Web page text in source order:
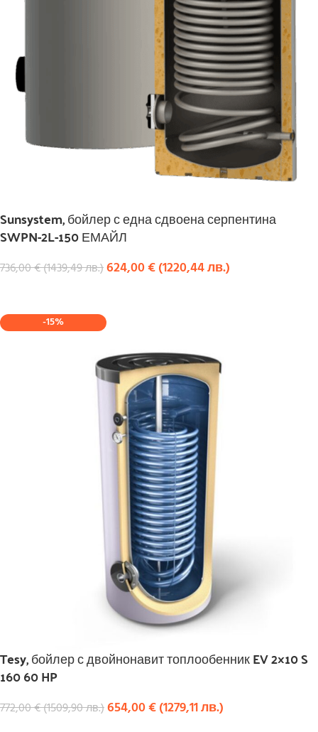
Sunsystem, бойлер с една сдвоена серпентина
SWPN-2L-150 ЕМАЙЛ
736,00€(1439,49лв.)624,00€(1220,44лв.)
-15%
Tesy, бойлер с двойнонавит топлообенник EV 2×10 S
160 60 HP
772,00€(1509,90лв.)654,00€(1279,11лв.)